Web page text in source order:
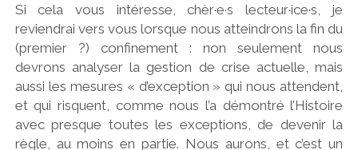
Si cela vous intéresse, chèr·e·s lecteur·ice·s, je
reviendrai vers vous lorsque nous atteindrons la fin du
(premier ?) confinement : non seulement nous
devrons analyser la gestion de crise actuelle, mais
aussi les mesures « d’exception » qui nous attendent,
et qui risquent, comme nous l’a démontré l’Histoire
avec presque toutes les exceptions, de devenir la
règle, au moins en partie. Nous aurons, et c’est un